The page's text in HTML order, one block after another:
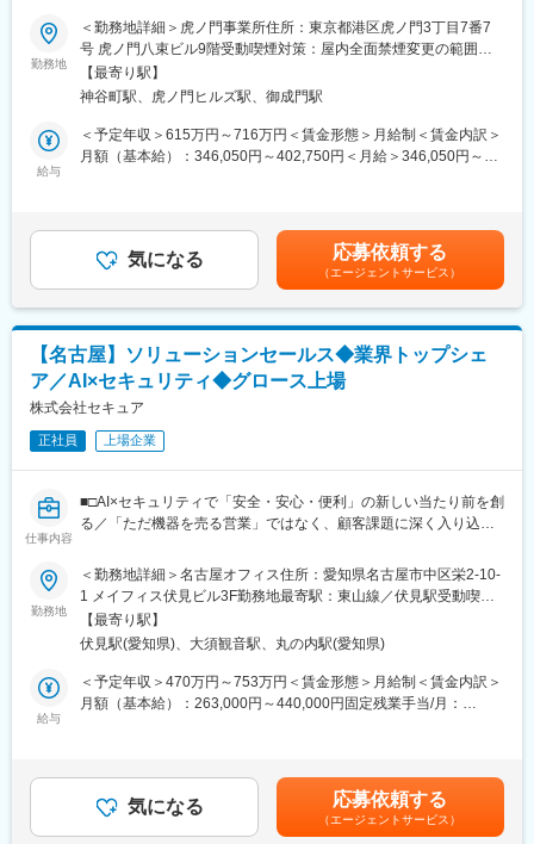
3か月：先輩フォローの下、新規契約1件獲得目標/既存顧客紹介
半年：営業として1人立ち/業務改善提案
1年：事業運営メンバーとして、さらなる成長に向けた企画提案～
推進
■やりがい
・事業展開における1→10経験が出来る
■当社について（主なトピックス）
・2022年シリーズBにて80億円の資金調達、エアモビリティ含む
運航管理システムにおいてのベンチャー企業として国交省ファン
ドから初出資
・2023年1月世界時価総額2位のアラムコのVCよりアジア初の資
金調達、サウジアラビアに子会社設立（現在累計資金調達額：
126億円）
・グローバルコミュニケーション促進を目的とし、コーポレート
デザインの刷新
★こんな方におススメです★
◎課題解決意欲が高い方！
◎戦略的なビジネススキームの構築に携わりたい方！
◎プレゼンテーションスキルを活かしたい方！
■採用背景
今後の京セラドキュメントソリューションズジャパンの”主事業”と
■業務概要
「大手SIer×京セラGの商品/サービス」で協業を目指し、案件発掘
とビジネススキームの構築を行っていただきます。取引/コネクシ
＜仕事内容例＞
・大手SIerへのプレゼンテーションおよびWEB商談
・プレゼンテーション資料の作成
・ウェビナーや展示会での情報収集
■協業イメージ
京セラのプリンターやスマートフォン、タブレットなどのハード
ウェアと、大手SIerのソフトウェアを連携・協業させることで、
新たな価値を創造します。「京セラならでは」の強みを活かし、
協業先とともに、快適なオフィス環境の実現を目指します。
■組織構成
ICTアライアンス1課にて2名（課長含む）が在籍。
上下関係なく、何でも相談できる環境です！同じ営業部には、20
代の若手も多く在籍しています。
■充実した教育体制
・OJT：入社後は、配属先の責任者や先輩社員の商談や打ち合わ
会社内の組織や社内システムの操作方法など）
・研修（入社後1年目）：人事主催の研修を年4回、定期フォロー
面談実施。
勤務地
＜勤務地詳細＞虎ノ門事業所住所：東京都港区虎ノ門3丁目7番7
号 虎ノ門八束ビル9階受動喫煙対策：屋内全面禁煙変更の範囲：
会社の定める事業所
【最寄り駅】
神谷町駅、虎ノ門ヒルズ駅、御成門駅
給与
＜予定年収＞615万円～716万円＜賃金形態＞月給制＜賃金内訳＞
月額（基本給）：346,050円～402,750円＜月給＞346,050円～
額)は固定手当を含めた表記です。
気になる 応募依頼する
（エージェントサービス）
【名古屋】ソリューションセールス◆業界トップシェ
ア／AI×セキュリティ◆グロース上場
株式会社セキュア
正社員 上場企業
仕事内容
■□AI×セキュリティで「安全・安心・便利」の新しい当たり前を創
る／「ただ機器を売る営業」ではなく、顧客課題に深く入り込
■概要
株式会社セキュアでは、監視カメラ・入退室管理システムを中心
に、AI画像解析や無人化ソリューションまで含めた提案を行って
います。現在、事業拡大に伴い、カメラ・入退室管理システムや
隣接業界での経験を活かしていただける営業メンバーを募集して
います。
心としたセキュリティソリューションの提案営業をお任せしま
す。
単なる機器販売ではなく、防犯・労務管理・AI画像解析・業務効
勤務地
＜勤務地詳細＞名古屋オフィス住所：愛知県名古屋市中区栄2-10-
1 メイフィス伏見ビル3F勤務地最寄駅：東山線／伏見駅受動喫煙
対策：屋内全面禁煙変更の範囲：会社の定める事業所
【最寄り駅】
伏見駅(愛知県)、大須観音駅、丸の内駅(愛知県)
給与
＜予定年収＞470万円～753万円＜賃金形態＞月給制＜賃金内訳＞
月額（基本給）：263,000円～440,000円固定残業手当/月：
ご年収はご経験・スキルに応じて当社規定により決定いたしま
す。※年収には年間2回の想定賞与合計400,000円～600,000円の支
給が含まれます（個人成績により変動あり）賃金はあくまでも目
気になる 応募依頼する
（エージェントサービス）